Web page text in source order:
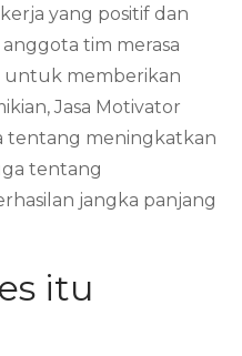
yang positif dan
tim merasa
untuk memberikan
Jasa Motivator
tentang meningkatkan
tentang
jangka panjang
itu